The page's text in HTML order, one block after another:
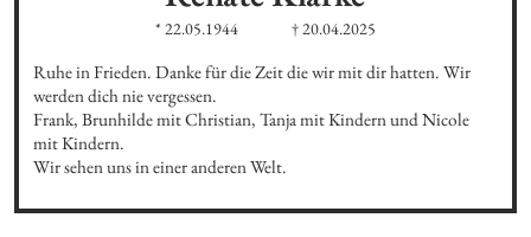
* 22.05.1944 † 20.04.2025
Ruhe in Frieden. Danke für die Zeit die wir mit dir hatten. Wir
werden dich nie vergessen.
Frank, Brunhilde mit Christian, Tanja mit Kindern und Nicole
mit Kindern.
Wir sehen uns in einer anderen Welt.